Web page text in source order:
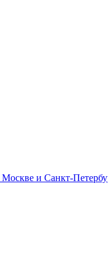
Москве и Санкт-